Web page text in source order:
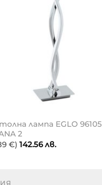
лампа EGLO 96105
2
€) 142.56лв.